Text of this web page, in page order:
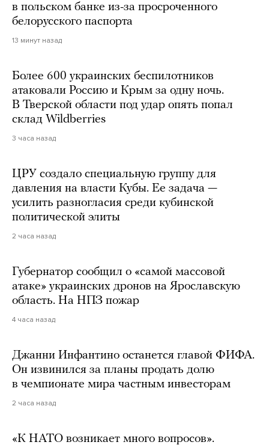
в польском банке из-за просроченного
белорусского паспорта
13 минут назад
Более 600 украинских беспилотников
атаковали Россию и Крым за одну ночь.
В Тверской области под удар опять попал
склад Wildberries
3 часа назад
ЦРУ создало специальную группу для
давления на власти Кубы. Ее задача —
усилить разногласия среди кубинской
политической элиты
2 часа назад
Губернатор сообщил о «самой массовой
атаке» украинских дронов на Ярославскую
область. На НПЗ пожар
4 часа назад
Джанни Инфантино останется главой ФИФА.
Он извинился за планы продать долю
в чемпионате мира частным инвесторам
2 часа назад
«К НАТО возникает много вопросов».